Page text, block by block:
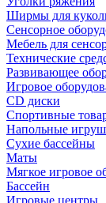
Ширмы для
Сенсорное
Мебель для
Технические
Развивающее
Игровое
CD диски
Спортивные
Напольные
Сухие бассейны
Маты
Мягкое игровое
Бассейн
Игровые центры